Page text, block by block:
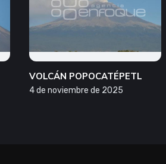
VOLCÁN POPOCATÉPETL
4 de noviembre de 2025